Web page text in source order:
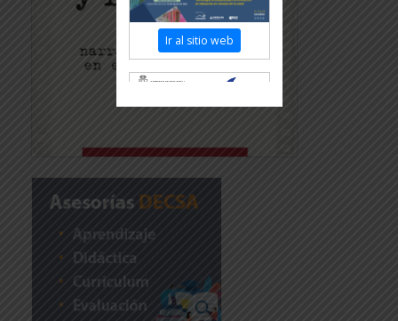
Ir al sitio web
Revisar más información